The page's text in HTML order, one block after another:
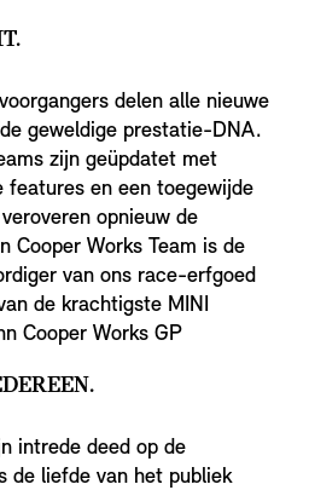
delen alle nieuwe
geweldige prestatie-DNA.
zijn geüpdatet met
features en een toegewijde
opnieuw de
Cooper Works Team is de
van ons race-erfgoed
de krachtigste MINI
Cooper Works GP
intrede deed op de
de liefde van het publiek